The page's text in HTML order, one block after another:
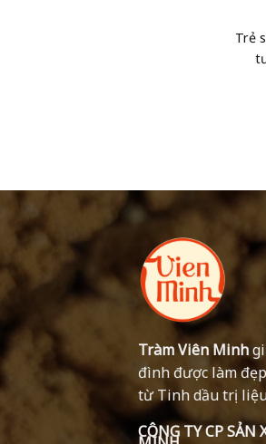
Trẻ
Tràm Viên Minh
đình được làm
từ Tinh dầu trị
CÔNG TY CP SẢN